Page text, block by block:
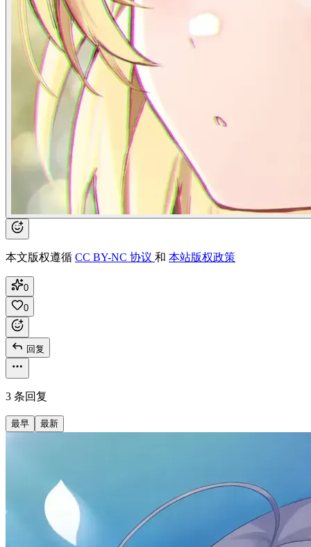
本文版权遵循 CC BY-NC 协议 和 本站版权政策
0
0
回复
3 条回复
最早 最新